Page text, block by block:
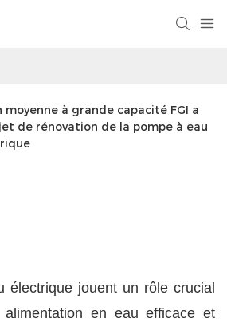
à grande capacité FGI a
de rénovation de la pompe à eau
électrique jouent un rôle crucial
en eau efficace et